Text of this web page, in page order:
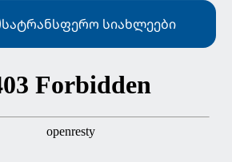
სატრანსფერო სიახლეები